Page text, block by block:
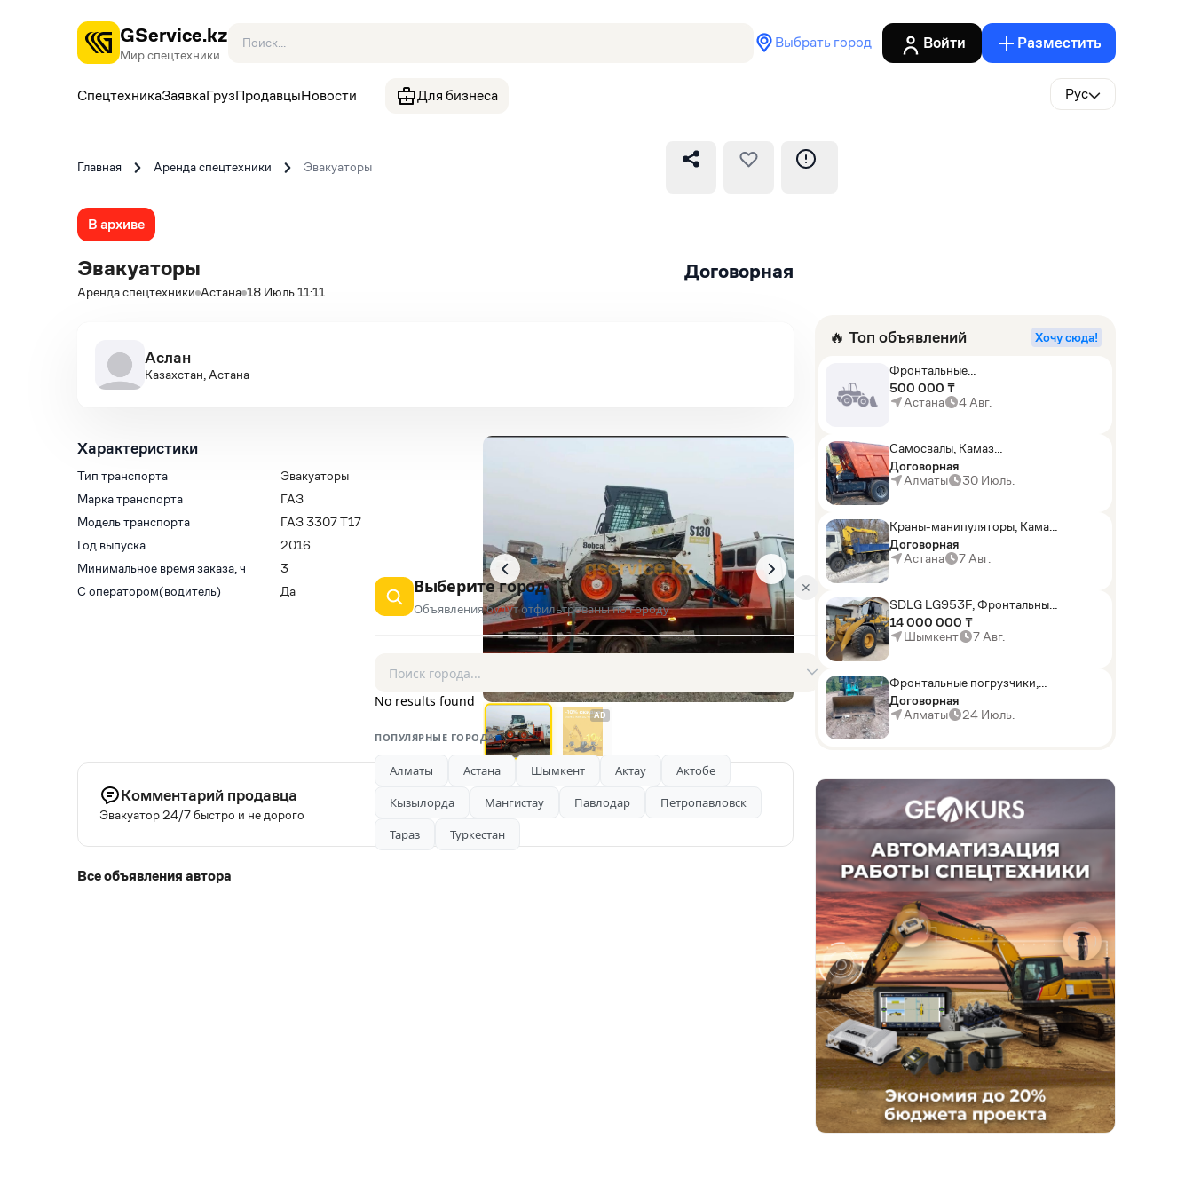
GService.kz
Мир спецтехники
Выбрать город Войти Разместить
СпецтехникаЗаявкаГрузПродавцыНовости Для бизнеса Рус
Главная Аренда спецтехники Эвакуаторы
В архиве
Эвакуаторы
Аренда спецтехники Астана 18 Июль 11:11
Договорная
Аслан
Казахстан, Астана
Характеристики
Тип транспорта
Эвакуаторы
Марка транспорта
ГАЗ
Модель транспорта
ГАЗ 3307 Т17
Год выпуска
2016
Минимальное время заказа, ч
3
С оператором(водитель)
Да
AD
Комментарий продавца
Эвакуатор 24/7 быстро и не дорого
Все объявления автора
🔥 Топ объявлений Хочу сюда!
Фронтальные
погрузчики,Экскаваторы-
погрузчики,Мини-
погрузчики,Горные
500 000 ₸
Астана
4 Авг.
Самосвалы, Камаз
АГП-29РТ (шасси
KАМАЗ-43114 6x6)
Договорная
Алматы
30 Июль.
Краны-манипуляторы, Камаз
Евро-2
Договорная
Астана
7 Авг.
SDLG LG953F, Фронтальные
погрузчики
14 000 000 ₸
Шымкент
7 Авг.
Фронтальные погрузчики,
Sunward ZYJ 320
Договорная
Алматы
24 Июль.
✕
Выберите город
Объявления будут отфильтрованы по городу
No results found
ПОПУЛЯРНЫЕ ГОРОДА
Алматы Астана Шымкент Актау
Актобе
Кызылорда
Мангистау Павлодар
Петропавловск
Тараз
Туркестан